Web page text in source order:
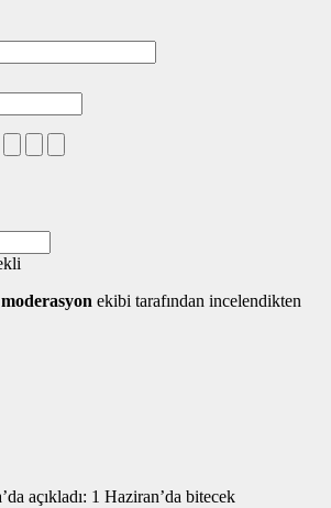
moderasyon ekibi tarafından incelendikten
açıkladı: 1 Haziran’da bitecek